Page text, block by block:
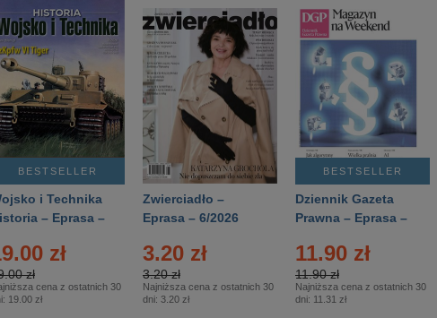
BESTSELLER
i Technika
– Eprasa –
zł
zł
cena z ostatnich 30
19.00 zł
Zwierciadło –
Eprasa – 6/2026
3.20 zł
3.20 zł
Najniższa cena z ostatnich 30
dni: 3.20 zł
BESTSELLER
Dziennik Gazeta
Prawna – Eprasa –
11.90 zł
11.90 zł
Najniższa cena z ostatnich 30
dni: 11.31 zł